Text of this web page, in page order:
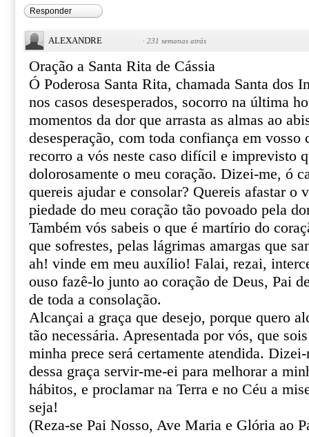
Responder
ALEXANDRE · 231 semanas atrás
Oração a Santa Rita de Cássia
Ó Poderosa Santa Rita, chamada Santa dos
nos casos desesperados, socorro na última
momentos da dor que arrasta as almas ao
desesperação, com toda confiança em vosso
recorro a vós neste caso difícil e imprevisto
dolorosamente o meu coração. Dizei-me, ó
quereis ajudar e consolar? Quereis afastar o
piedade do meu coração tão povoado pela
Também vós sabeis o que é martírio do
que sofrestes, pelas lágrimas amargas que
ah! vinde em meu auxílio! Falai, rezai,
ouso fazê-lo junto ao coração de Deus, Pai
de toda a consolação.
Alcançai a graça que desejo, porque quero
tão necessária. Apresentada por vós, que
minha prece será certamente atendida.
dessa graça servir-me-ei para melhorar a
hábitos, e proclamar na Terra e no Céu a
seja!
(Reza-se Pai Nosso, Ave Maria e Glória ao